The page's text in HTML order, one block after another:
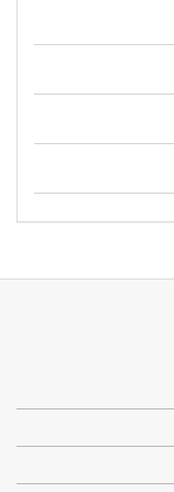
ماندگار قالب